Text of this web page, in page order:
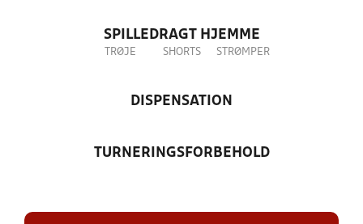
SPILLEDRAGT HJEMME
TRØJE SHORTS STRØMPER
DISPENSATION
TURNERINGSFORBEHOLD